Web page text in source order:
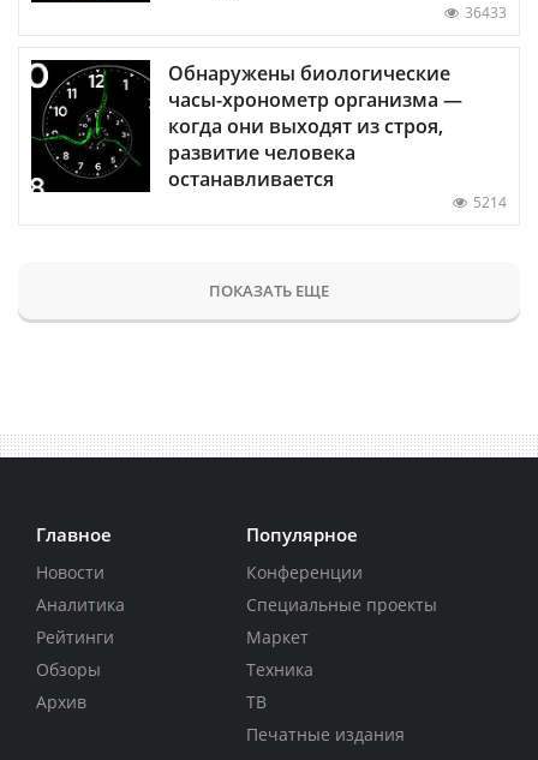
36433
Обнаружены биологические
часы-хронометр организма —
когда они выходят из строя,
развитие человека
останавливается
5214
ПОКАЗАТЬ ЕЩЕ
Главное
Новости
Аналитика
Рейтинги
Обзоры
Архив
Популярное
Конференции
Специальные проекты
Маркет
Техника
ТВ
Печатные издания